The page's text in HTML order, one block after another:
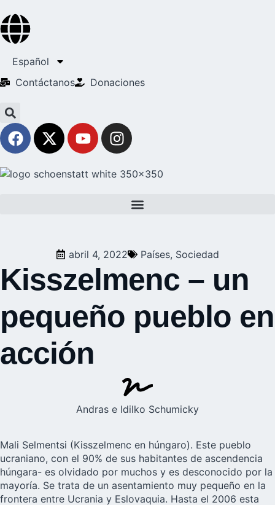
Español
Contáctanos
Donaciones
abril 4, 2022 Países, Sociedad
Kisszelmenc – un
pequeño pueblo en
acción
Andras e Idilko Schumicky
Mali Selmentsi (Kisszelmenc en húngaro). Este pueblo
ucraniano, con el 90% de sus habitantes de ascendencia
húngara- es olvidado por muchos y es desconocido por la
mayoría. Se trata de un asentamiento muy pequeño en la
frontera entre Ucrania y Eslovaquia. Hasta el 2006 esta